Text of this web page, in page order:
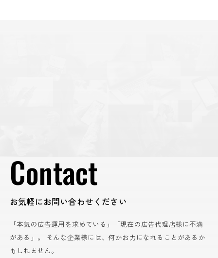
Contact
お気軽にお問い合わせください
「本気の広告運用を求めている」「現在の広告代理店様に不満
がある」。
そんな企業様には、何かお力になれることがあるか
もしれません。